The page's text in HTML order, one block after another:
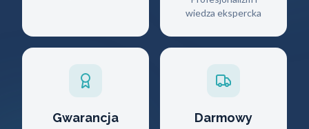
wiedza ekspercka
Gwarancja
Darmowy